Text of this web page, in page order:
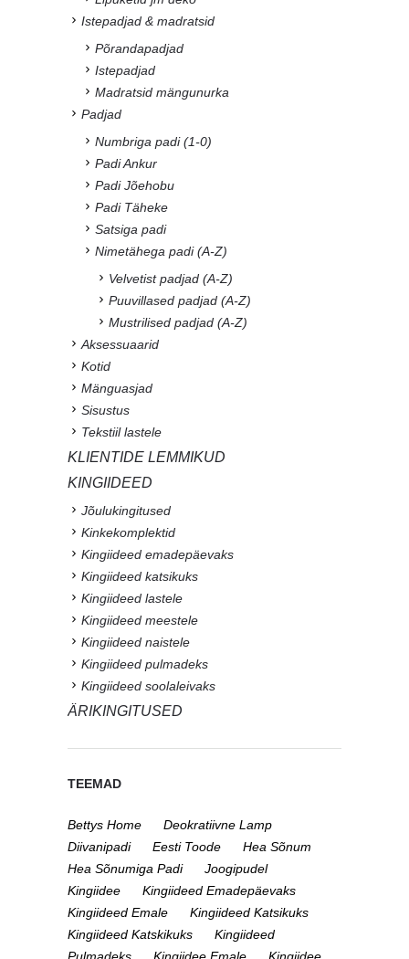
Istepadjad & madratsid
Põrandapadjad
Istepadjad
Madratsid mängunurka
Padjad
Numbriga padi (1-0)
Padi Ankur
Padi Jõehobu
Padi Täheke
Satsiga padi
Nimetähega padi (A-Z)
Velvetist padjad (A-Z)
Puuvillased padjad (A-Z)
Mustrilised padjad (A-Z)
Aksessuaarid
Kotid
Mänguasjad
Sisustus
Tekstiil lastele
KLIENTIDE LEMMIKUD
KINGIIDEED
Jõulukingitused
Kinkekomplektid
Kingiideed emadepäevaks
Kingiideed katsikuks
Kingiideed lastele
Kingiideed meestele
Kingiideed naistele
Kingiideed pulmadeks
Kingiideed soolaleivaks
ÄRIKINGITUSED
TEEMAD
Bettys Home
Deokratiivne Lamp
Diivanipadi
Eesti Toode
Hea Sõnum
Hea Sõnumiga Padi
Joogipudel
Kingiidee
Kingiideed Emadepäevaks
Kingiideed Emale
Kingiideed Katsikuks
Kingiideed Katskikuks
Kingiideed